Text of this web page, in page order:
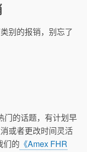
别的报销，别忘了
门的话题，有计划早
或者更改时间灵活
们的 《Amex FHR